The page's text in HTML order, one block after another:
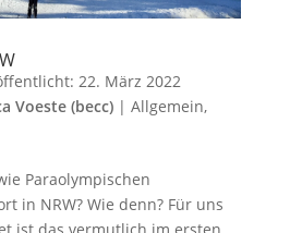
22. März 2022
Voeste (becc)| Allgemein,
Paraolympischen
in NRW? Wie denn? Für uns